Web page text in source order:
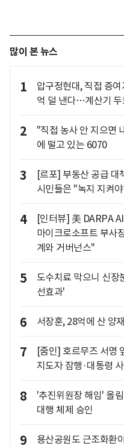
많이 본 뉴스
1
압구정현대, 직접 증
억 덜 낸다…계산기 두
2
"직접 농사 안 지으면
에 떨고 있는 6070
3
[르포] 부동산 공급
시민들은 "녹지 지켜
4
[인터뷰] 美 DARPA
마이크로소프트 부사
계와 거버넌스"
5
도수치료 막으니 신
선효과'
6 서장훈, 28억에 산 양
7
[줌인] 호르무즈 서명
지도자 잠행·대통령
8
'추진위원장 해임' 올
대행 체제 승인
9 용산공원도 근조화환